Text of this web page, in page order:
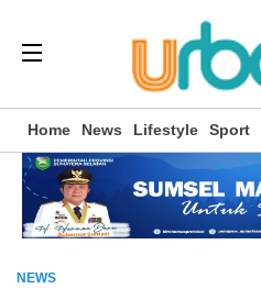
Home News Lifestyle Sport
NEWS